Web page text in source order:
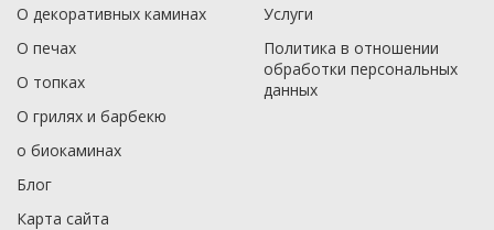
О декоративных каминах
О печах
О топках
О грилях и барбекю
о биокаминах
Блог
Карта сайта
Услуги
Политика в отношении
обработки персональных
данныx